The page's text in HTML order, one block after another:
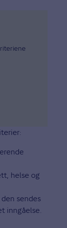
helse og
sendes
inngåelse.